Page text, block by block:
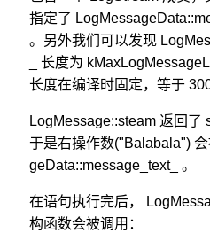
指定了
。另外我们可以发现
_ 长度为
长度在编译时固定，等于
LogMessage::steam 返回了
于是右操作数("Balabala")
geData::message_text_ 。
在语句执行完后，
构函数会被调用：